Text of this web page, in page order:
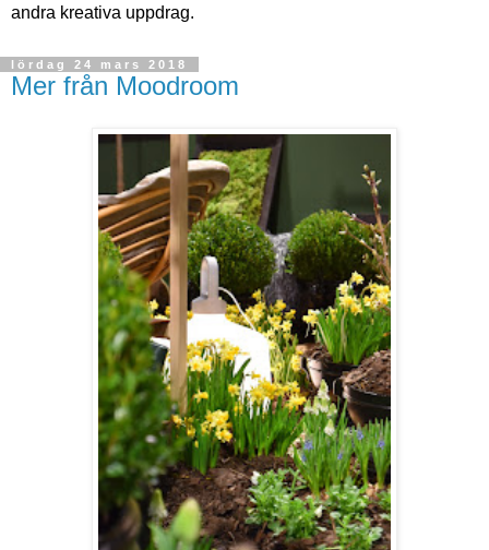
andra kreativa uppdrag.
lördag 24 mars 2018
Mer från Moodroom